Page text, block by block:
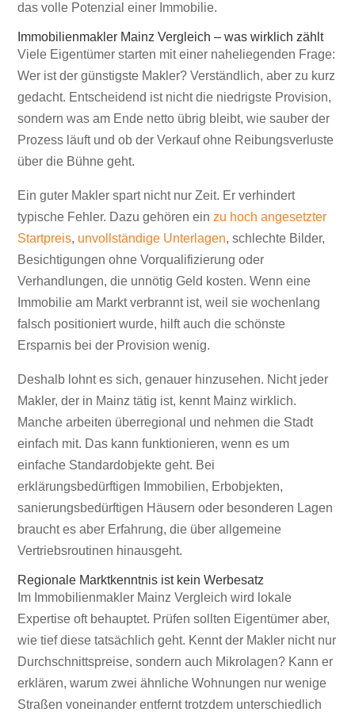
das volle Potenzial einer Immobilie.
Immobilienmakler Mainz Vergleich – was wirklich zählt
Viele Eigentümer starten mit einer naheliegenden Frage:
Wer ist der günstigste Makler? Verständlich, aber zu kurz
gedacht. Entscheidend ist nicht die niedrigste Provision,
sondern was am Ende netto übrig bleibt, wie sauber der
Prozess läuft und ob der Verkauf ohne Reibungsverluste
über die Bühne geht.
Ein guter Makler spart nicht nur Zeit. Er verhindert
typische Fehler. Dazu gehören einzu hoch angesetzter
Startpreis, unvollständige Unterlagen, schlechte Bilder,
Besichtigungen ohne Vorqualifizierung oder
Verhandlungen, die unnötig Geld kosten. Wenn eine
Immobilie am Markt verbrannt ist, weil sie wochenlang
falsch positioniert wurde, hilft auch die schönste
Ersparnis bei der Provision wenig.
Deshalb lohnt es sich, genauer hinzusehen. Nicht jeder
Makler, der in Mainz tätig ist, kennt Mainz wirklich.
Manche arbeiten überregional und nehmen die Stadt
einfach mit. Das kann funktionieren, wenn es um
einfache Standardobjekte geht. Bei
erklärungsbedürftigen Immobilien, Erbobjekten,
sanierungsbedürftigen Häusern oder besonderen Lagen
braucht es aber Erfahrung, die über allgemeine
Vertriebsroutinen hinausgeht.
Regionale Marktkenntnis ist kein Werbesatz
Im Immobilienmakler Mainz Vergleich wird lokale
Expertise oft behauptet. Prüfen sollten Eigentümer aber,
wie tief diese tatsächlich geht. Kennt der Makler nicht nur
Durchschnittspreise, sondern auch Mikrolagen? Kann er
erklären, warum zwei ähnliche Wohnungen nur wenige
Straßen voneinander entfernt trotzdem unterschiedlich